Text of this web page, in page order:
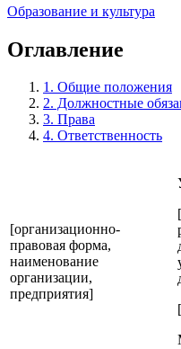
Образование и культура
Оглавление
1. Общие положения
2. Должностные
3. Права
4. Ответственность
[организационно-
правовая форма,
наименование
организации,
предприятия]